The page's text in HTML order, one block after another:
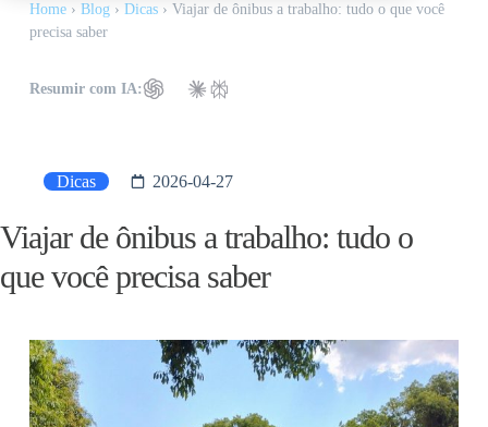
Home› Blog› Dicas› Viajar de ônibus a trabalho: tudo o que você
precisa saber
Resumir com IA:
Dicas 2026-04-27
Viajar de ônibus a trabalho: tudo o
que você precisa saber